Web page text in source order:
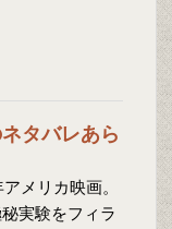
タバレあら
メリカ映画。
実験をフィラ